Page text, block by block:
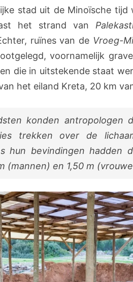
e
e
v
a
a
l
e
a
t
r
o
stad uit de Minoïsche
het strand van
ruïnes van de Vroeg-
voornamelijk
die in uitstekende staat
het eiland Kreta, 20 km
konden antropologen
trekken over de
hun bevindingen hadden
(mannen) en 1,50 m